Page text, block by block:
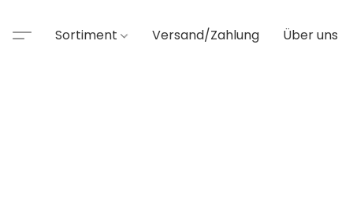
Sortiment Versand/Zahlung Über uns